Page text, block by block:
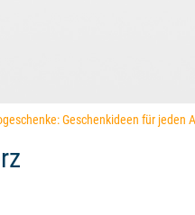
Geschenkideen für jeden